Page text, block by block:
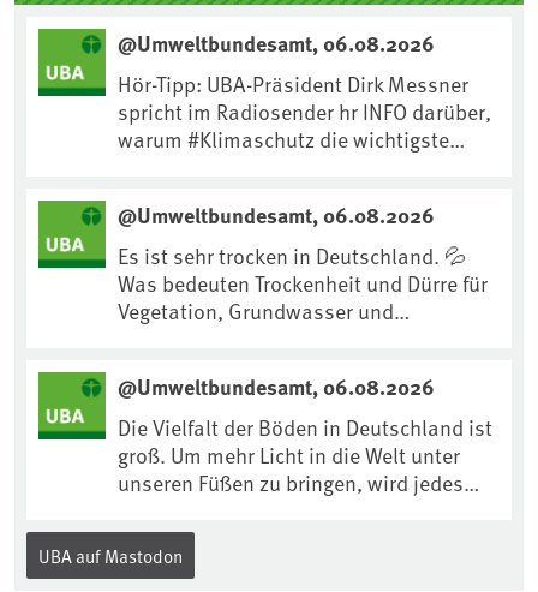
@Umweltbundesamt, 06.08.2026
Hör-Tipp: UBA-Präsident Dirk Messner
spricht im Radiosender hr INFO darüber,
warum #Klimaschutz die wichtigste
https://www.ardsounds.de/episode/urn
:ard:episode:0e7cf1c4b819c26d/
@Umweltbundesamt, 06.08.2026
Es ist sehr trocken in Deutschland. 💦
Was bedeuten Trockenheit und Dürre für
Vegetation, Grundwasser und
anpassen?🤔Antworten auf diese und
weitere Fragen auf unserer Webseite:
www.uba.de/trockenheit #Trockenheit
#Klimawandel
@Umweltbundesamt, 06.08.2026
Die Vielfalt der Böden in Deutschland ist
groß. Um mehr Licht in die Welt unter
unseren Füßen zu bringen, wird jedes
Internationalen Tag des Bodens, der
„Boden des Jahres“ vorgestellt. Das UBA
UBA auf Mastodon